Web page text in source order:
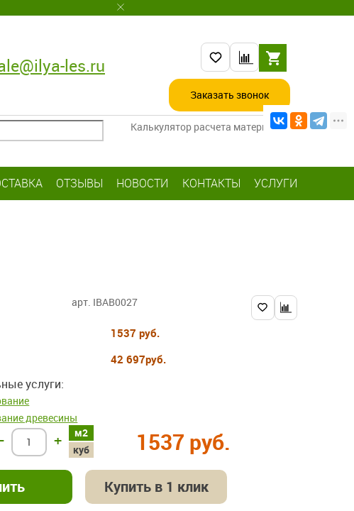
les.ru
Заказать звонок
Калькулятор расчета материалов
ОТЗЫВЫ НОВОСТИ КОНТАКТЫ УСЛУГИ
арт. IBAB0027
1537 руб.
42 697руб.
услуги:
древесины
м2
куб
+ 1537 руб.
Купить в 1 клик